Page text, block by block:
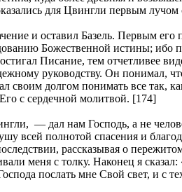
для Цвингли первым лучом
и оставил Базель. Первым
Божественной истины;
Писание, тем отчетливее
руководству. Он понимал,
своим долгом понимать все так,
с сердечной молитвой. [174]
— дал нам Господь, а не
всей полнотой спасения и
рассказывая о
меня с толку. Наконец я
послать мне Свой свет, и с